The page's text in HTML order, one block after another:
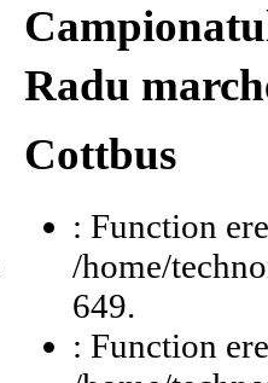
Radu
Cottbus
: Function
/home/
649.
: Function